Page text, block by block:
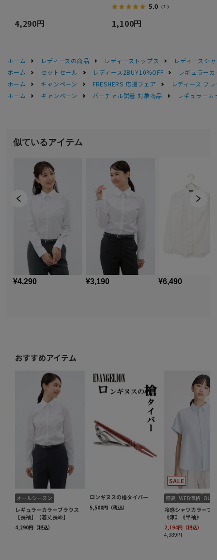
4,290円
5.0 （1）
1,100円
ホーム レディースの商品 レディーストップス
レディースシ
ホーム
セットセール レディース2BUY10%OFF
レギュラー
ホーム
キャンペーン FRESHERS 応援フェア
レディース フ
ホーム
キャンペーン バーチャル試着 対象商品 レギュラー